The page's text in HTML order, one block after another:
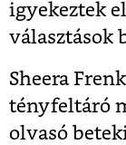
igyekeztek
választások
Sheera
tényfeltáró
olvasó